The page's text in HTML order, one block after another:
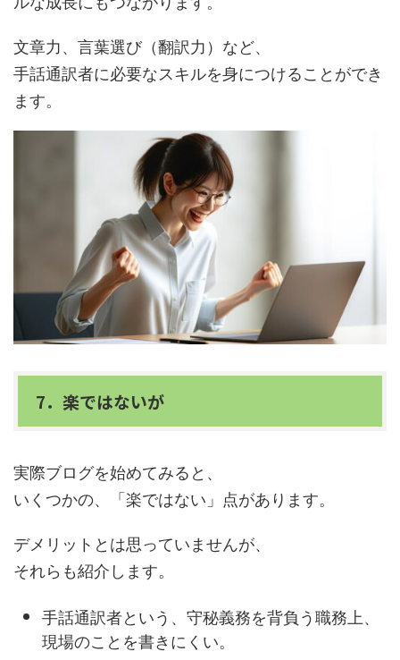
文章力、言葉選び（翻訳力）など、
手話通訳者に必要なスキルを身につけることができ
ます。
7．楽ではないが
実際ブログを始めてみると、
いくつかの、「楽ではない」点があります。
デメリットとは思っていませんが、
それらも紹介します。
手話通訳者という、守秘義務を背負う職務上、
現場のことを書きにくい。